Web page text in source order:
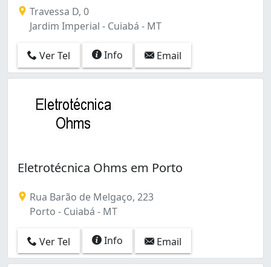
Travessa D, 0
Jardim Imperial - Cuiabá - MT
Ver Tel Info Email
Eletrotécnica Ohms em Porto
Rua Barão de Melgaço, 223
Porto - Cuiabá - MT
Ver Tel Info Email